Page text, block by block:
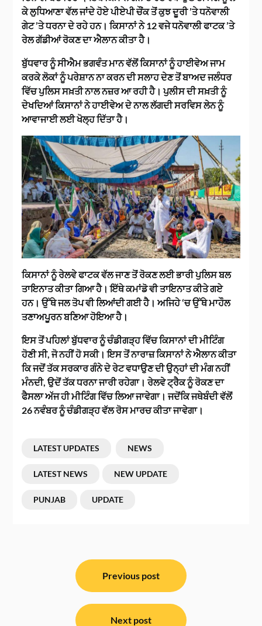
ਕੇ ਲੁਧਿਆਣਾ ਵੱਲ ਜਾਂਦੇ ਹੋਏ ਪੀਏਪੀ ਚੌਂਕ ਤੋਂ ਕੁਝ ਦੂਰੀ ’ਤੇ ਧਨੋਵਾਲੀ
ਗੇਟ ’ਤੇ ਧਰਨਾ ਦੇ ਰਹੇ ਹਨ। ਕਿਸਾਨਾਂ ਨੇ 12 ਵਜੇ ਧਨੋਵਾਲੀ ਫਾਟਕ ’ਤੇ
ਰੇਲ ਗੱਡੀਆਂ ਰੋਕਣ ਦਾ ਐਲਾਨ ਕੀਤਾ ਹੈ।
ਬੁੱਧਵਾਰ ਨੂੰ ਸੀਐਮ ਭਗਵੰਤ ਮਾਨ ਵੱਲੋਂ ਕਿਸਾਨਾਂ ਨੂੰ ਹਾਈਵੇਅ ਜਾਮ
ਕਰਕੇ ਲੋਕਾਂ ਨੂੰ ਪਰੇਸ਼ਾਨ ਨਾ ਕਰਨ ਦੀ ਸਲਾਹ ਦੇਣ ਤੋਂ ਬਾਅਦ ਜਲੰਧਰ
ਵਿੱਚ ਪੁਲਿਸ ਸਖ਼ਤੀ ਨਾਲ ਨਜ਼ਰ ਆ ਰਹੀ ਹੈ। ਪੁਲੀਸ ਦੀ ਸਖ਼ਤੀ ਨੂੰ
ਦੇਖਦਿਆਂ ਕਿਸਾਨਾਂ ਨੇ ਹਾਈਵੇਅ ਦੇ ਨਾਲ ਲੱਗਦੀ ਸਰਵਿਸ ਲੇਨ ਨੂੰ
ਆਵਾਜਾਈ ਲਈ ਖੋਲ੍ਹ ਦਿੱਤਾ ਹੈ।
ਕਿਸਾਨਾਂ ਨੂੰ ਰੇਲਵੇ ਫਾਟਕ ਵੱਲ ਜਾਣ ਤੋਂ ਰੋਕਣ ਲਈ ਭਾਰੀ ਪੁਲਿਸ ਬਲ
ਤਾਇਨਾਤ ਕੀਤਾ ਗਿਆ ਹੈ। ਇੱਥੇ ਕਮਾਂਡੋ ਵੀ ਤਾਇਨਾਤ ਕੀਤੇ ਗਏ
ਹਨ। ਉੱਥੇ ਜਲ ਤੋਪ ਵੀ ਲਿਆਂਦੀ ਗਈ ਹੈ। ਅਜਿਹੇ ‘ਚ ਉੱਥੇ ਮਾਹੌਲ
ਤਣਾਅਪੂਰਨ ਬਣਿਆ ਹੋਇਆ ਹੈ।
ਇਸ ਤੋਂ ਪਹਿਲਾਂ ਬੁੱਧਵਾਰ ਨੂੰ ਚੰਡੀਗੜ੍ਹ ਵਿੱਚ ਕਿਸਾਨਾਂ ਦੀ ਮੀਟਿੰਗ
ਹੋਣੀ ਸੀ, ਜੋ ਨਹੀਂ ਹੋ ਸਕੀ। ਇਸ ਤੋਂ ਨਾਰਾਜ਼ ਕਿਸਾਨਾਂ ਨੇ ਐਲਾਨ ਕੀਤਾ
ਕਿ ਜਦੋਂ ਤੱਕ ਸਰਕਾਰ ਗੰਨੇ ਦੇ ਰੇਟ ਵਧਾਉਣ ਦੀ ਉਨ੍ਹਾਂ ਦੀ ਮੰਗ ਨਹੀਂ
ਮੰਨਦੀ, ਉਦੋਂ ਤੱਕ ਧਰਨਾ ਜਾਰੀ ਰਹੇਗਾ। ਰੇਲਵੇ ਟ੍ਰੈਕ ਨੂੰ ਰੋਕਣ ਦਾ
ਫੈਸਲਾ ਅੱਜ ਹੀ ਮੀਟਿੰਗ ਵਿੱਚ ਲਿਆ ਜਾਵੇਗਾ। ਜਦੋਂਕਿ ਜਥੇਬੰਦੀ ਵੱਲੋਂ
26 ਨਵੰਬਰ ਨੂੰ ਚੰਡੀਗੜ੍ਹ ਵੱਲ ਰੋਸ ਮਾਰਚ ਕੀਤਾ ਜਾਵੇਗਾ।
LATEST UPDATES NEWS
LATEST NEWS NEW UPDATE
PUNJAB UPDATE
Previous post
Next post